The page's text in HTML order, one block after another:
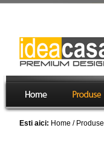
Esti aici: Home / Produse